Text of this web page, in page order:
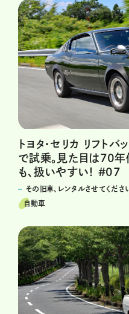
トヨタ・セリカ リフト
で試乗。見た目は70年
も、扱いやすい！ #07
その旧車、レンタルさせてくださ
自動車